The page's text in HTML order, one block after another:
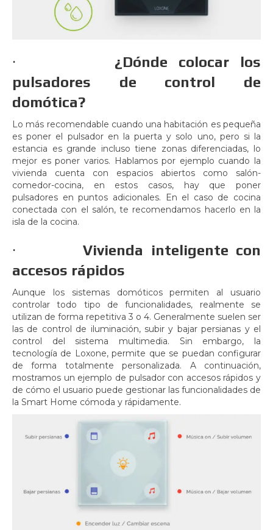
· ¿Dónde colocar los
pulsadores de control de
domótica?
Lo más recomendable cuando una habitación es pequeña
es poner el pulsador en la puerta y solo uno, pero si la
estancia es grande incluso tiene zonas diferenciadas, lo
mejor es poner varios. Hablamos por ejemplo cuando la
vivienda cuenta con espacios abiertos como salón-
comedor-cocina, en estos casos, hay que poner
pulsadores en puntos adicionales. En el caso de cocina
conectada con el salón, te recomendamos hacerlo en la
isla de la cocina.
·Vivienda inteligente con
accesos rápidos
Aunque los sistemas domóticos permiten al usuario
controlar todo tipo de funcionalidades, realmente se
utilizan de forma repetitiva 3 o 4. Generalmente suelen ser
las de control de iluminación, subir y bajar persianas y el
control del sistema multimedia. Sin embargo, la
tecnología de Loxone, permite que se puedan configurar
de forma totalmente personalizada. A continuación,
mostramos un ejemplo de pulsador con accesos rápidos y
de cómo el usuario puede gestionar las funcionalidades de
la Smart Home cómoda y rápidamente.